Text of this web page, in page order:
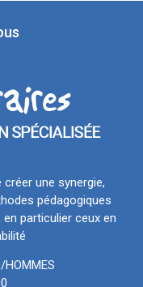
créer une synergie,
pédagogiques
particulier ceux en
HOMMES